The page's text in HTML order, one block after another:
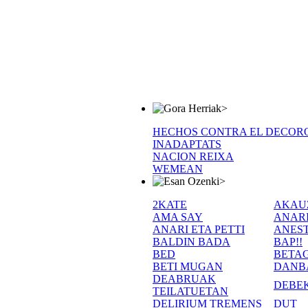
>
HECHOS CONTRA EL
INADAPTATS
NACION REIXA
WEMEAN
>
2KATE
AMA SAY
ANARI ETA PETTI
BALDIN BADA
BAP!!
BED
BETI MUGAN
DEABRUAK
TEILATUETAN
DELIRIUM TREMENS
DUT